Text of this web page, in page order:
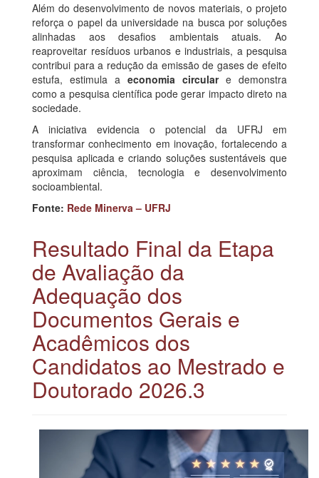
Além do desenvolvimento de novos materiais, o projeto
reforça o papel da universidade na busca por soluções
alinhadas aos desafios ambientais atuais. Ao
reaproveitar resíduos urbanos e industriais, a pesquisa
contribui para a redução da emissão de gases de efeito
estufa, estimula a economia circulare demonstra
como a pesquisa científica pode gerar impacto direto na
sociedade.
A iniciativa evidencia o potencial da UFRJ em
transformar conhecimento em inovação, fortalecendo a
pesquisa aplicada e criando soluções sustentáveis que
aproximam ciência, tecnologia e desenvolvimento
socioambiental.
Fonte: Rede Minerva – UFRJ
Resultado Final da Etapa
de Avaliação da
Adequação dos
Documentos Gerais e
Acadêmicos dos
Candidatos ao Mestrado e
Doutorado 2026.3